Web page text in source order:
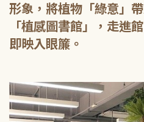
形象，將植物「綠意」
「植感圖書館」，走進
即映入眼簾。